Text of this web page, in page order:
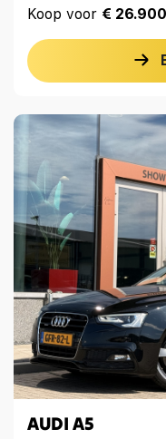
Koop voor €
AUDI A5